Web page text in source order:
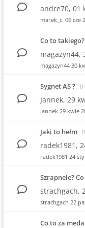
andre70, 01
marek_c. 06 cze
Co to takiego?
magazyn44,
magazyn44 30
Sygnet AS ? 0
Jannek, 29
Jannek 29 kwie
Jaki to hełm
radek1981,
radek1981 24
Szrapnele?
strachgach,
strachgach 22
Co to za